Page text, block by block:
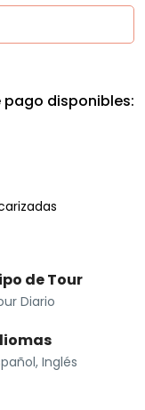
disponibles:
de Tour
Diario
Inglés